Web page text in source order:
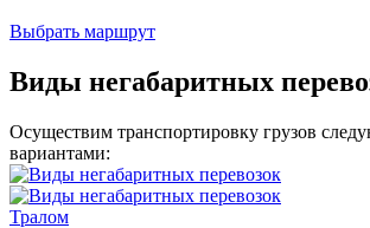
Выбрать маршрут
Виды негабаритных
Осуществим транспортировку грузов
вариантами:
Тралом